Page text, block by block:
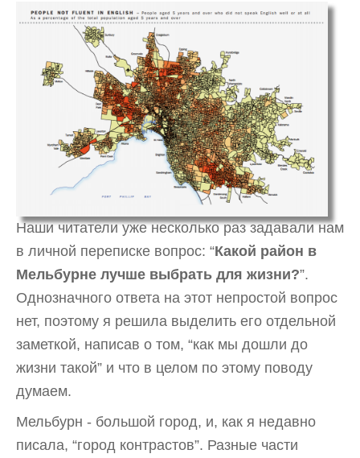
Наши читатели уже несколько раз задавали нам
в личной переписке вопрос: “Какой район в
Мельбурне лучше выбрать для жизни?”.
Однозначного ответа на этот непростой вопрос
нет, поэтому я решила выделить его отдельной
заметкой, написав о том, “как мы дошли до
жизни такой” и что в целом по этому поводу
думаем.
Мельбурн - большой город, и, как я недавно
писала, “город контрастов”. Разные части